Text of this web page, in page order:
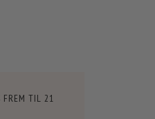
FREM TIL21